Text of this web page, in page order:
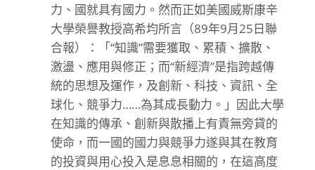
力、國就具有國力。然而正如美國威斯康辛
大學榮譽教授高希均所言（89年9月25日聯
合報）：「“知識”需要獲取、累積、擴散、
激盪、應用與修正；而“新經濟”是指跨越傳
統的思想及運作，及創新、科技、資訊、全
球化、競爭力……為其成長動力。」因此大學
在知識的傳承、創新與散播上有責無旁貸的
使命，而一國的國力與競爭力遂與其在教育
的投資與用心投入是息息相關的，在這高度